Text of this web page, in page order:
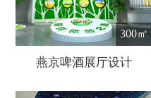
300㎡
燕京啤酒展厅设计